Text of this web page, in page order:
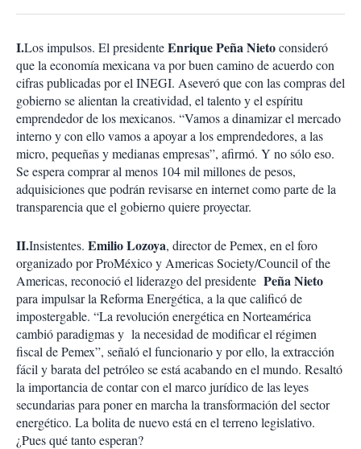
o
m
p
a
r
i
r
I.Los impulsos. El presidenteEnrique Peña Nietoconsideró
que la economía mexicana va por buen camino de acuerdo con
cifras publicadas por el INEGI. Aseveró que con las compras del
gobierno se alientan la creatividad, el talento y el espíritu
emprendedor de los mexicanos. “Vamos a dinamizar el mercado
interno y con ello vamos a apoyar a los emprendedores, a las
micro, pequeñas y medianas empresas”, afirmó. Y no sólo eso.
Se espera comprar al menos 104 mil millones de pesos,
adquisiciones que podrán revisarse en internet como parte de la
transparencia que el gobierno quiere proyectar.
II.Insistentes. Emilio Lozoya, director de Pemex, en el foro
organizado por ProMéxico y Americas Society/Council of the
Americas, reconoció el liderazgo del presidente Peña Nieto
para impulsar la Reforma Energética, a la que calificó de
impostergable. “La revolución energética en Norteamérica
cambió paradigmas y la necesidad de modificar el régimen
fiscal de Pemex”, señaló el funcionario y por ello, la extracción
fácil y barata del petróleo se está acabando en el mundo. Resaltó
la importancia de contar con el marco jurídico de las leyes
secundarias para poner en marcha la transformación del sector
energético. La bolita de nuevo está en el terreno legislativo.
¿Pues qué tanto esperan?